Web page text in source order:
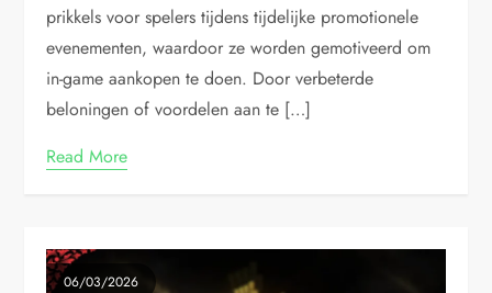
prikkels voor spelers tijdens tijdelijke promotionele
evenementen, waardoor ze worden gemotiveerd om
in-game aankopen te doen. Door verbeterde
beloningen of voordelen aan te […]
Read More
06/03/2026